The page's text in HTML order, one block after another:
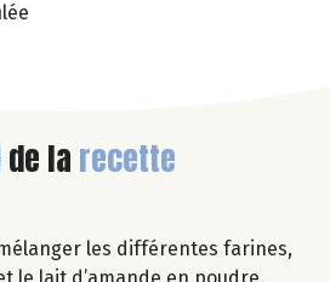
de la recette
les différentes farines,